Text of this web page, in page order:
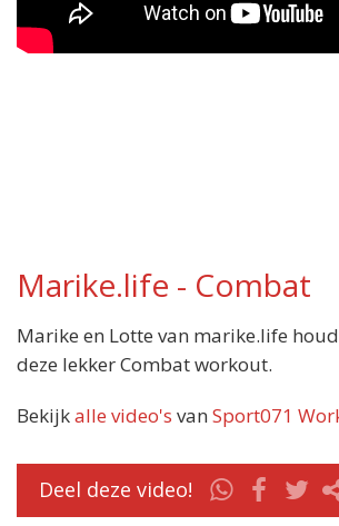
Marike.life - Combat
Marike en Lotte van marike.life
deze lekker Combat workout.
Bekijkalle video's van Sport071
Deel deze video!